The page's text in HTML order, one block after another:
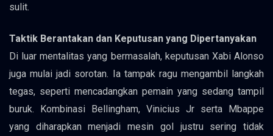
sulit.
Taktik Berantakan dan Keputusan yang Dipertanyakan
Di luar mentalitas yang bermasalah, keputusan Xabi Alonso
juga mulai jadi sorotan. Ia tampak ragu mengambil langkah
tegas, seperti mencadangkan pemain yang sedang tampil
buruk. Kombinasi Bellingham, Vinicius Jr serta Mbappe
yang diharapkan menjadi mesin gol justru sering tidak